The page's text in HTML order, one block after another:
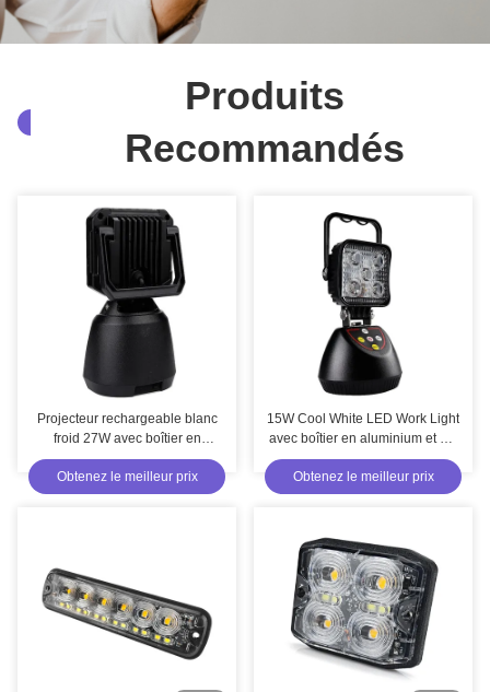
Produits
Recommandés
Projecteur rechargeable blanc
froid 27W avec boîtier en
aluminium et PC et lentille
PMMA pour l'éclairage
d'urgence extérieur
Obtenez le meilleur prix
15W Cool White LED Work Light
avec boîtier en aluminium et PC
pour l'entretien de la voiture et
l'utilisation en extérieur
Obtenez le meilleur prix